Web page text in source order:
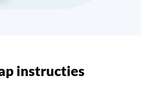
instructies